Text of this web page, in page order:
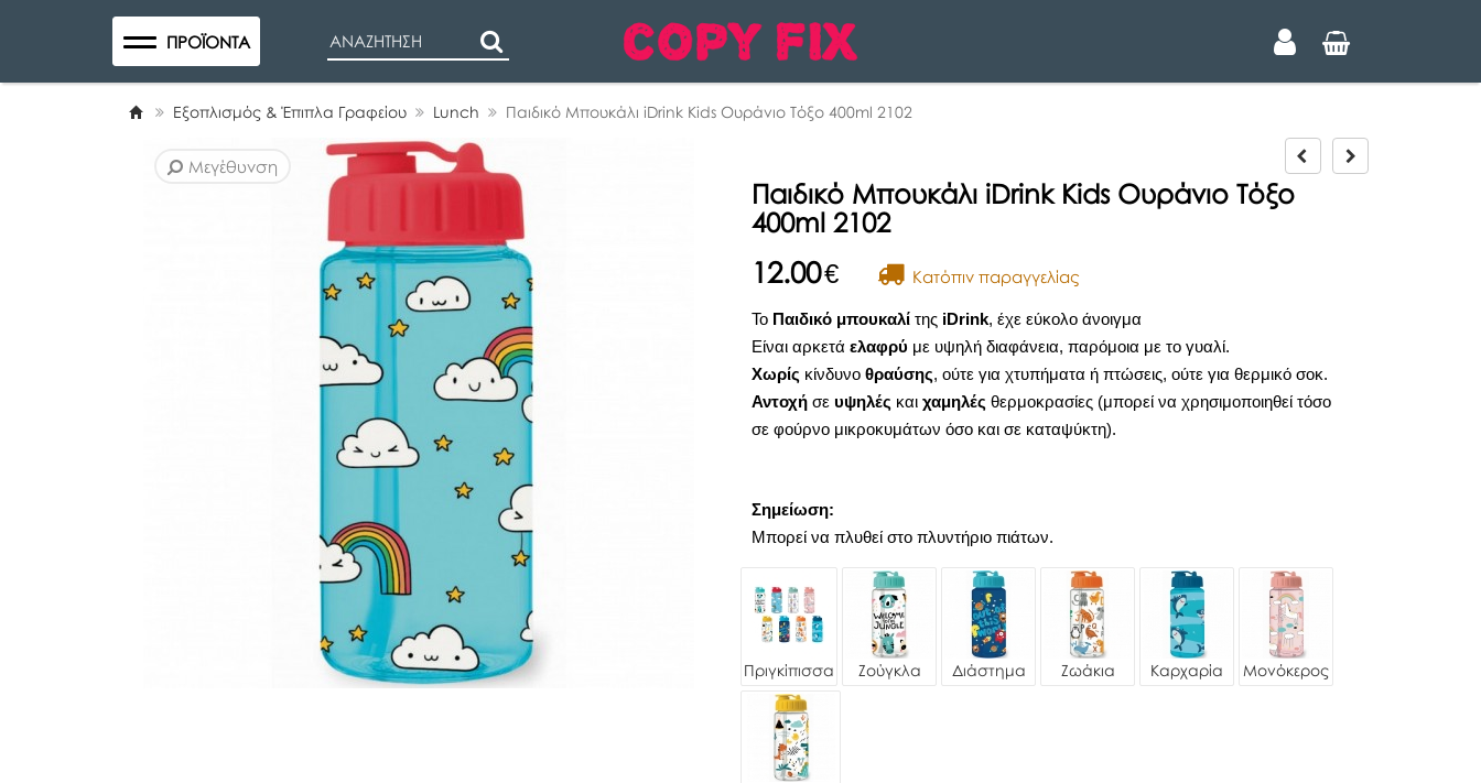
ΠΡΟΪΌΝΤΑ
Εξοπλισμός & Έπιπλα Γραφείου Lunch Παιδικό Μπουκάλι iDrink Kids Ουράνιο Τόξο 400ml 2102
Μεγέθυνση
P
r
e
Παιδικό Μπουκάλι iDrink Kids Ουράνιο Τόξο
400ml 2102
12.00€ Kατόπιν παραγγελίας
Το Παιδικό μπουκαλί της iDrink, έχε εύκολο άνοιγμα
Είναι αρκετά ελαφρύ με υψηλή διαφάνεια, παρόμοια με το γυαλί.
Χωρίς κίνδυνο θραύσης, ούτε για χτυπήματα ή πτώσεις, ούτε για θερμικό σοκ.
Αντοχή σε υψηλές και χαμηλές θερμοκρασίες (μπορεί να χρησιμοποιηθεί τόσο
σε φούρνο μικροκυμάτων όσο και σε καταψύκτη).
Σημείωση:
Μπορεί να πλυθεί στο πλυντήριο πιάτων.
Πριγκίπισσα Ζούγκλα Διάστημα Ζωάκια Καρχαρία Μονόκερος